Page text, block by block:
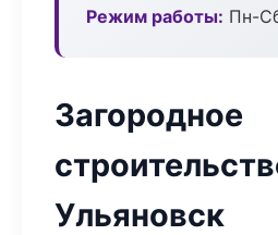
Режим работы: Пн-
Загородное
Ульяновск